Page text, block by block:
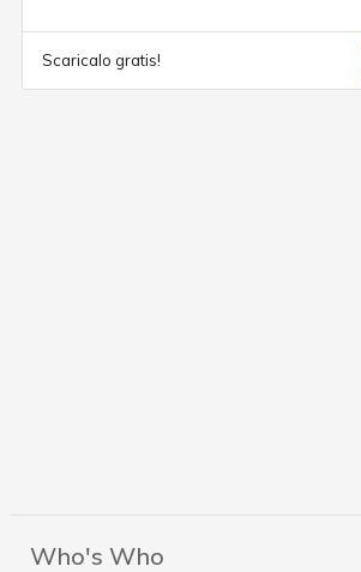
Scaricalo gratis!
Who's Who